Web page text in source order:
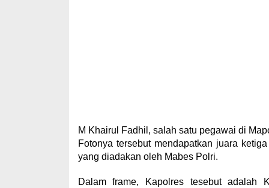
M Khairul Fadhil, salah satu pegawai di
Fotonya tersebut mendapatkan juara
yang diadakan oleh Mabes Polri.
Dalam frame, Kapolres tesebut adalah